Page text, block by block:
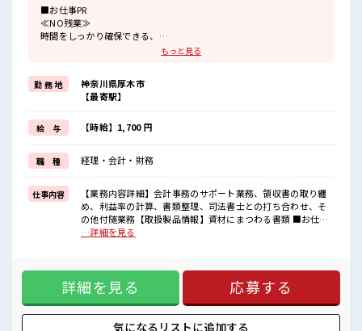
■お仕事PR
≪NO残業≫
時間をしっかり確保できる、
≪土日祝休のお仕事≫
家族や友人と一緒にプライベート満喫！
≪ヘアカラーOKで自由な雰囲気の職場≫
明るすぎたり奇抜でなければ基本的に自由！
(規定有)≪未経験の方も大カンゲイ≫
新しいことにチャレンジするのは不安だけど、
しっかり働く環境が整っています！
イチからスキルUP・ステップUP目指していきましょう！
■職場の雰囲気
少人数の職場だから一緒に働く仲間との距離もグッと近い！
キバツ過ぎなければ髪色・髪型は自由！
あなたの個性を大事にできます♪
もっと見る
勤 務 地
神奈川県厚木市
【最寄駅】
給 与 【時給】1,700 円
職 種 経理・会計・財務
仕事内容
【業務内容詳細】会計事務のサポート業務、領収書の取り纏
め、利益率の計算、書類整理、司法書士との打ち合わせ、そ
の他付随業務【取扱製品情報】資材にまつわる書類 ■お仕事
PR ≪NO残業≫ 時間をしっかり確保できる、 残業基本ナシの
喫！ ≪ヘアカラーOKで自由な雰囲気の職場≫ 明るすぎたり
奇抜でなければ基本的に自由！ (規定有)≪未経験の方も大カ
ンゲイ≫ 新しいことにチャレンジするのは不安だけど、 しっ
かり働く環境が整っています！ イチからスキルUP・ステップ
UP目指していきましょう！ ■職場の雰囲気 少人数の職場だか
…詳細を見る
詳細を見る 応募する
気になるリストに追加する